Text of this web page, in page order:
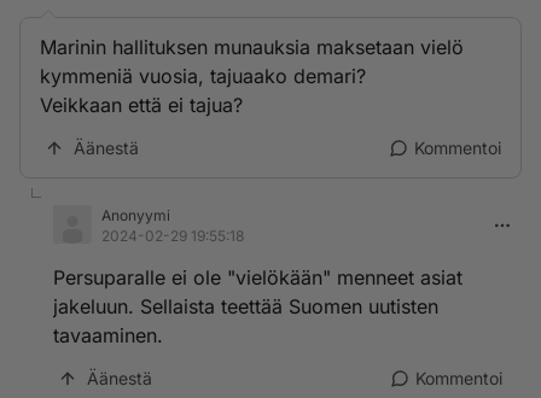
Marinin hallituksen munauksia maksetaan vielö
kymmeniä vuosia, tajuaako demari?
Veikkaan että ei tajua?
Äänestä Kommentoi
Anonyymi
2024-02-29 19:55:18
Persuparalle ei ole "vielökään" menneet asiat
jakeluun. Sellaista teettää Suomen uutisten
tavaaminen.
Äänestä Kommentoi